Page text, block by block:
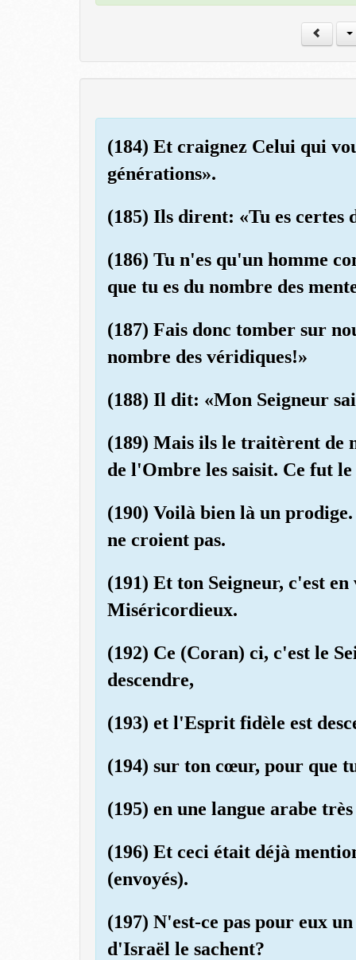
(184) Et craignez Celui qui
générations».
(185) Ils dirent: «Tu es certes
(186) Tu n'es qu'un homme
que tu es du nombre des
(187) Fais donc tomber sur
nombre des véridiques!»
(188) Il dit: «Mon Seigneur
(189) Mais ils le traitèrent de
de l'Ombre les saisit. Ce fut
(190) Voilà bien là un
ne croient pas.
(191) Et ton Seigneur, c'est
Miséricordieux.
(192) Ce (Coran) ci, c'est le
descendre,
(193) et l'Esprit fidèle est
(194) sur ton cœur, pour que
(195) en une langue arabe
(196) Et ceci était déjà
(envoyés).
(197) N'est-ce pas pour eux
d'Israël le sachent?